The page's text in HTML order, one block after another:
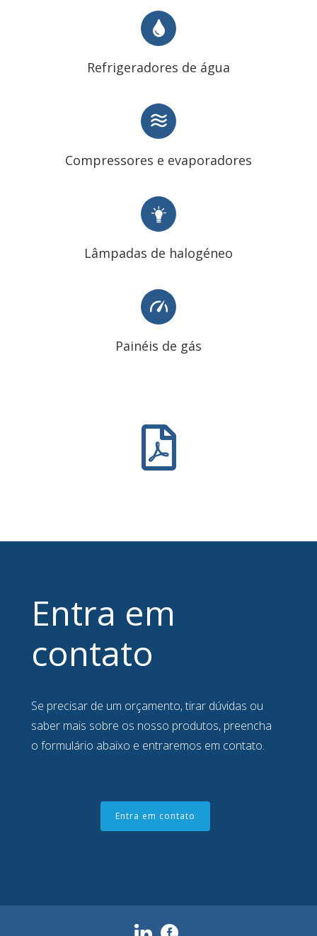
Refrigeradores de água
Compressores e evaporadores
Lâmpadas de halogéneo
Painéis de gás
Entra em
contato
Se precisar de um orçamento, tirar dúvidas ou
saber mais sobre os nosso produtos, preencha
o formulário abaixo e entraremos em contato.
Entra em contato